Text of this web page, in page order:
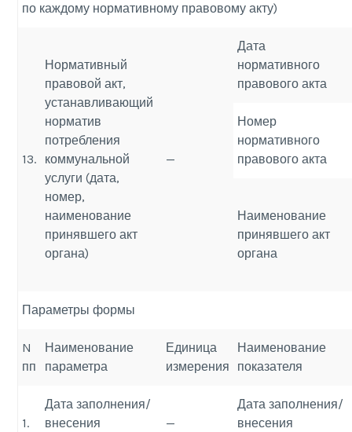
по каждому нормативному правовому акту)
13.
Нормативный
правовой акт,
устанавливающий
норматив
потребления
коммунальной
услуги (дата,
номер,
наименование
принявшего акт
органа)
—
Дата
нормативного
правового акта
Номер
нормативного
правового акта
Наименование
принявшего акт
органа
Параметры формы
N
пп
Наименование
параметра
Единица
измерения
Наименование
показателя
1.
Дата заполнения/
внесения
—
Дата заполнения/
внесения